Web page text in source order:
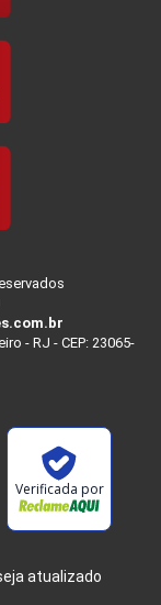
- RJ - CEP: 23065-
Verificada por
atualizado